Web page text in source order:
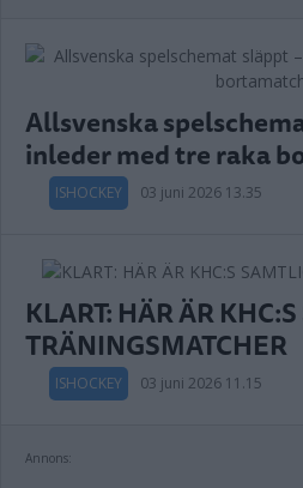
Allsvenska
inleder med tre raka
ISHOCKEY 03 juni 2026 13.35
KLART: HÄR ÄR
TRÄNINGSMATCHER
ISHOCKEY 03 juni 2026 11.15
Annons: